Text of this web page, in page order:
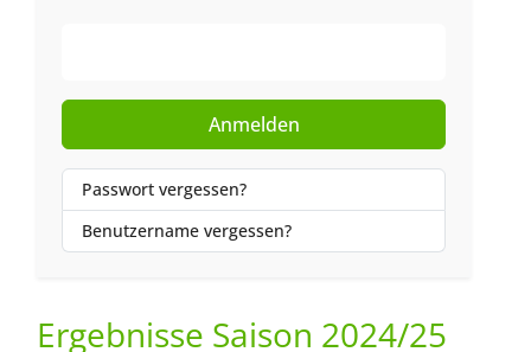
Anmelden
Passwort vergessen?
Benutzername vergessen?
Ergebnisse Saison 2024/25